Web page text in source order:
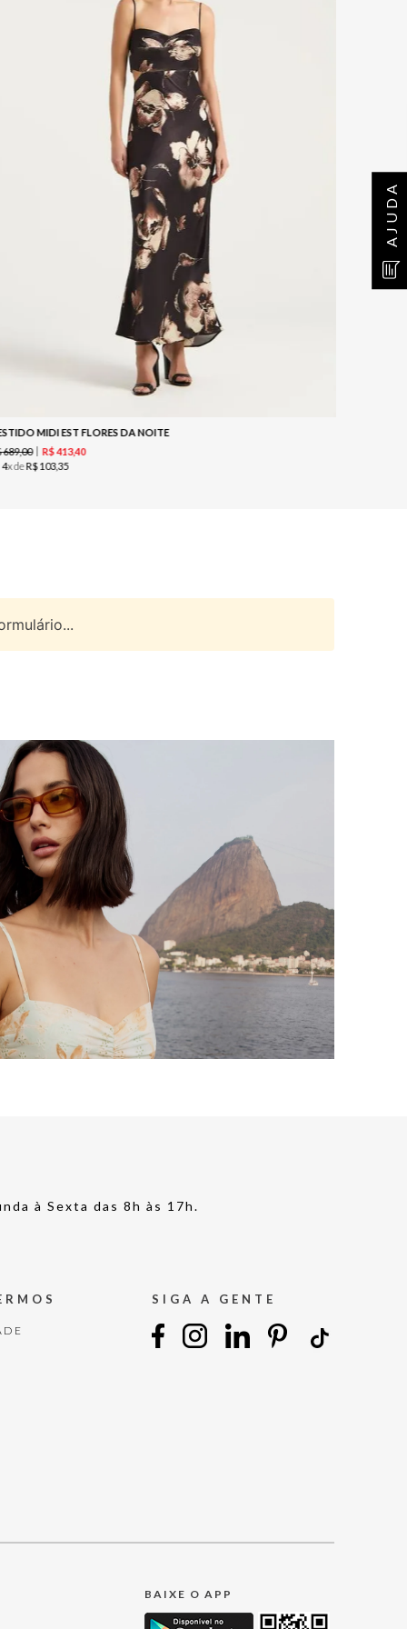
AJUDA
MIDI EST FLORES DA NOITE
689,00 R$413,40
4x deR$ 103,35
à Sexta das 8h às 17h.
SIGA A GENTE
BAIXE O APP